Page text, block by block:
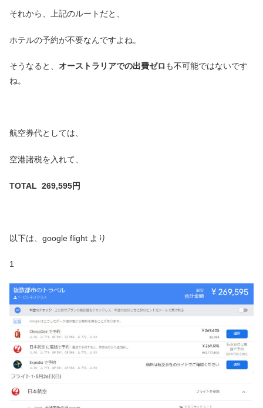
それから、上記のルートだと、
ホテルの予約が不要なんですよね。
そうなると、 オーストラリアでの出費ゼロ も不可能ではないです
ね。
航空券代としては、
空港諸税を入れて、
TOTAL 269,595円
以下は、google flight より
1